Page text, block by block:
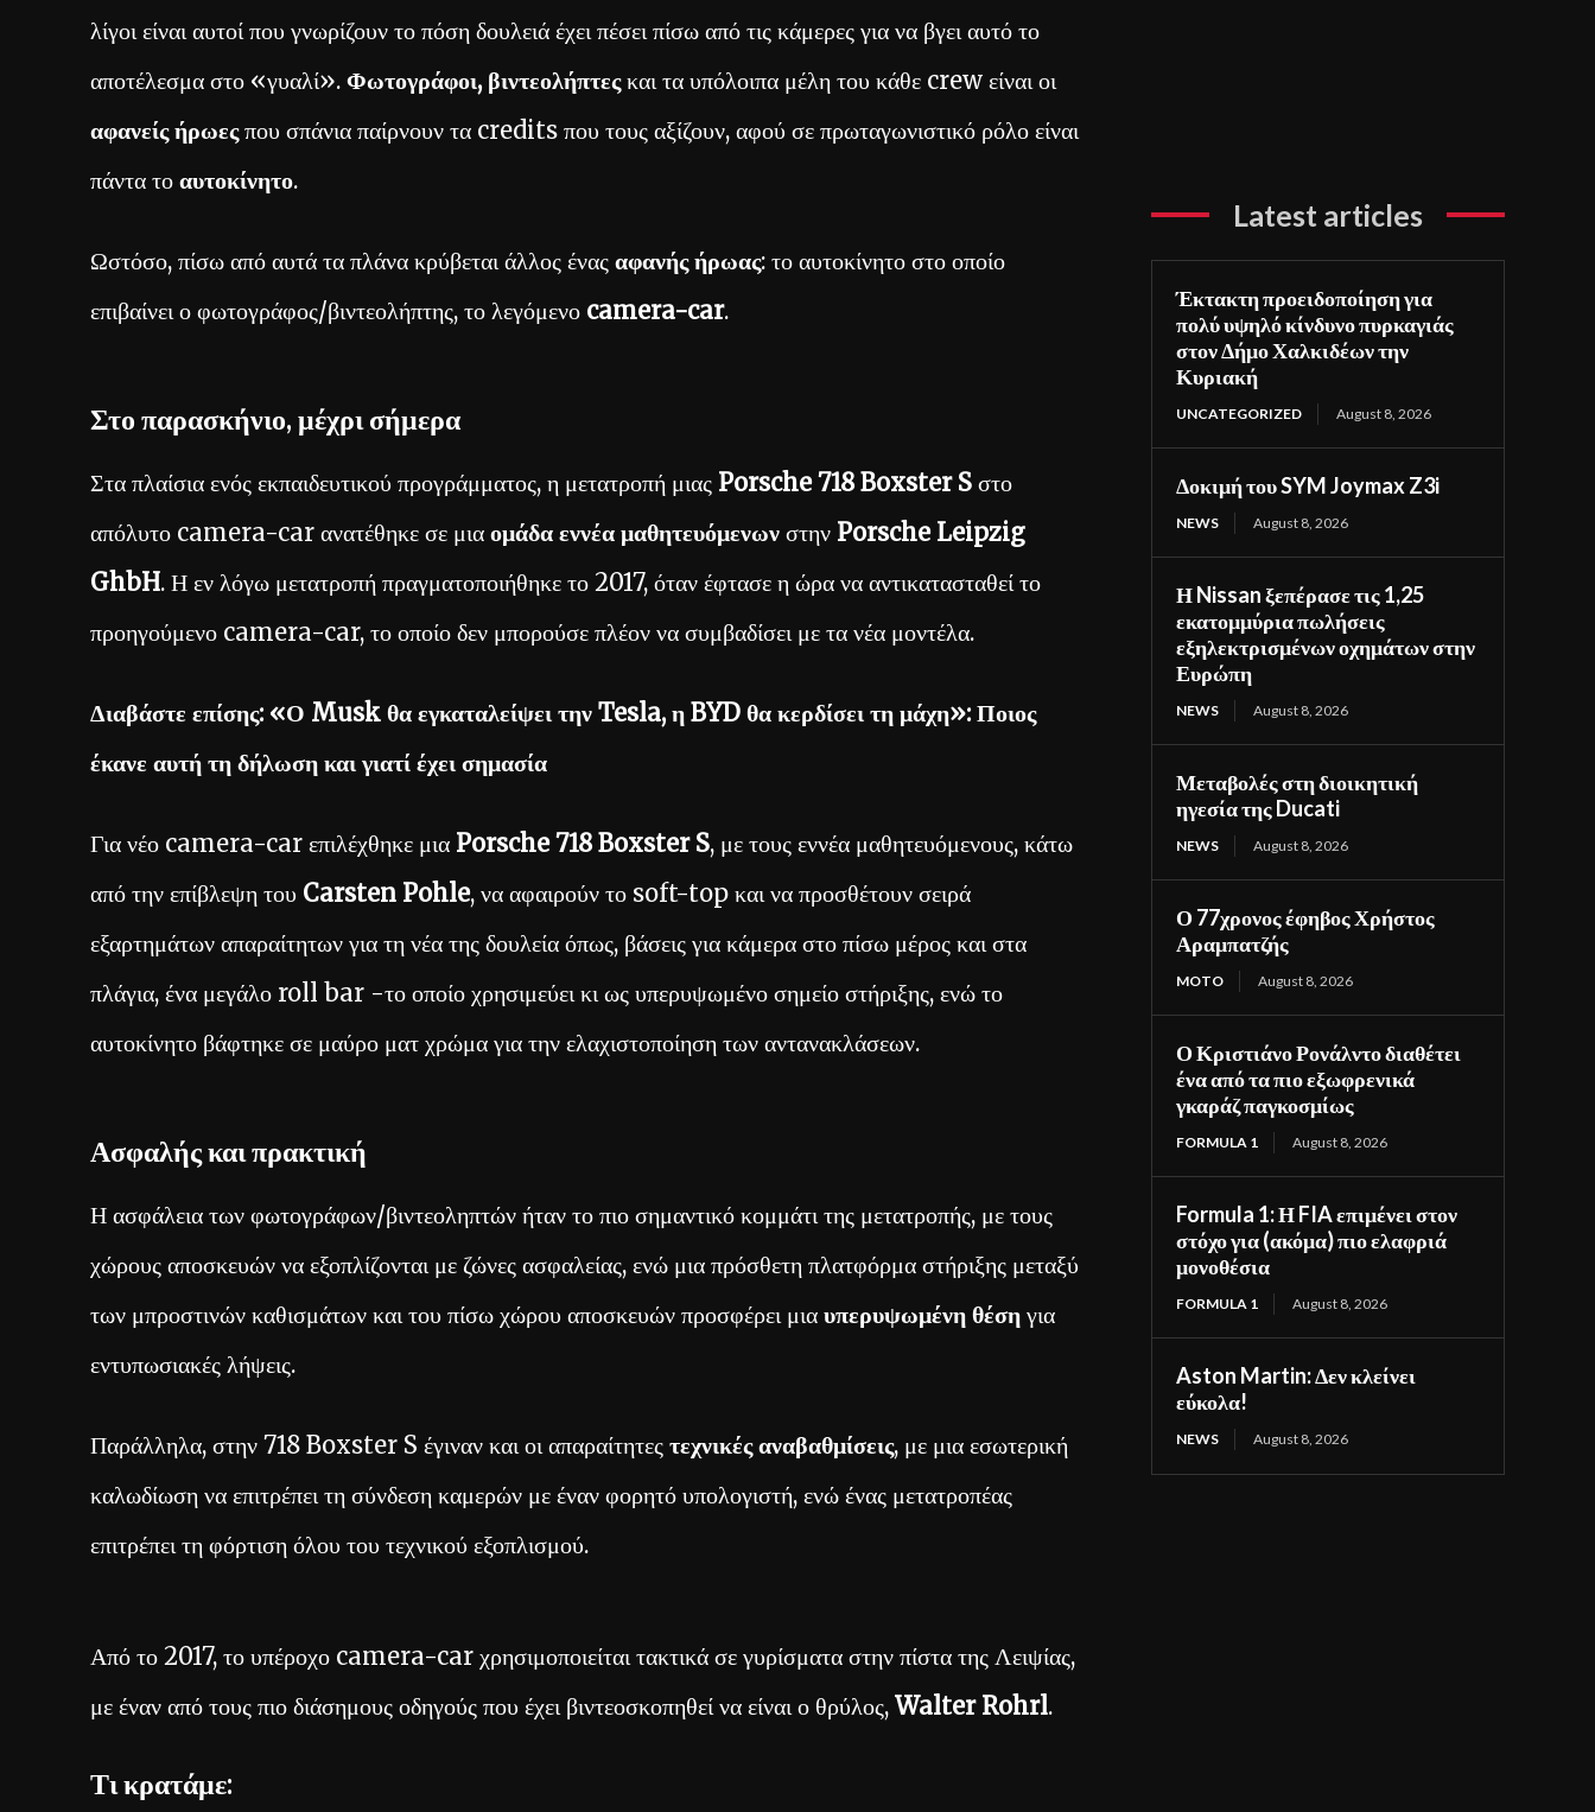
λίγοι είναι αυτοί που γνωρίζουν το πόση δουλειά έχει πέσει πίσω από τις κάμερες για να βγει αυτό το
αποτέλεσμα στο «γυαλί». Φωτογράφοι, βιντεολήπτεςκαι τα υπόλοιπα μέλη του κάθε crew είναι οι
αφανείς ήρωεςπου σπάνια παίρνουν τα credits που τους αξίζουν, αφού σε πρωταγωνιστικό ρόλο είναι
πάντα το αυτοκίνητο.
Ωστόσο, πίσω από αυτά τα πλάνα κρύβεται άλλος ένας αφανής ήρωας: το αυτοκίνητο στο οποίο
επιβαίνει ο φωτογράφος/βιντεολήπτης, το λεγόμενο camera-car.
Στο παρασκήνιο, μέχρι σήμερα
Στα πλαίσια ενός εκπαιδευτικού προγράμματος, η μετατροπή μιας Porsche 718 Boxster S στο
απόλυτο camera-car ανατέθηκε σε μια ομάδα εννέα μαθητευόμενων στην Porsche Leipzig
GhbH. Η εν λόγω μετατροπή πραγματοποιήθηκε το 2017, όταν έφτασε η ώρα να αντικατασταθεί το
προηγούμενο camera-car, το οποίο δεν μπορούσε πλέον να συμβαδίσει με τα νέα μοντέλα.
Διαβάστε επίσης: «Ο Musk θα εγκαταλείψει την Tesla, η BYD θα κερδίσει τη μάχη»: Ποιος
έκανε αυτή τη δήλωση και γιατί έχει σημασία
Για νέο camera-car επιλέχθηκε μια Porsche 718 Boxster S, με τους εννέα μαθητευόμενους, κάτω
από την επίβλεψη του Carsten Pohle, να αφαιρούν το soft-top και να προσθέτουν σειρά
εξαρτημάτων απαραίτητων για τη νέα της δουλεία όπως, βάσεις για κάμερα στο πίσω μέρος και στα
πλάγια, ένα μεγάλο roll bar -το οποίο χρησιμεύει κι ως υπερυψωμένο σημείο στήριξης, ενώ το
αυτοκίνητο βάφτηκε σε μαύρο ματ χρώμα για την ελαχιστοποίηση των αντανακλάσεων.
Ασφαλής και πρακτική
Η ασφάλεια των φωτογράφων/βιντεοληπτών ήταν το πιο σημαντικό κομμάτι της μετατροπής, με τους
χώρους αποσκευών να εξοπλίζονται με ζώνες ασφαλείας, ενώ μια πρόσθετη πλατφόρμα στήριξης μεταξύ
των μπροστινών καθισμάτων και του πίσω χώρου αποσκευών προσφέρει μια υπερυψωμένη θέση για
εντυπωσιακές λήψεις.
Παράλληλα, στην 718 Boxster S έγιναν και οι απαραίτητες τεχνικές αναβαθμίσεις, με μια εσωτερική
καλωδίωση να επιτρέπει τη σύνδεση καμερών με έναν φορητό υπολογιστή, ενώ ένας μετατροπέας
επιτρέπει τη φόρτιση όλου του τεχνικού εξοπλισμού.
Από το 2017, το υπέροχο camera-car χρησιμοποιείται τακτικά σε γυρίσματα στην πίστα της Λειψίας,
με έναν από τους πιο διάσημους οδηγούς που έχει βιντεοσκοπηθεί να είναι ο θρύλος, Walter Rohrl.
Τι κρατάμε:
Latest articles
Έκτακτη προειδοποίηση για
πολύ υψηλό κίνδυνο πυρκαγιάς
στον Δήμο Χαλκιδέων την
Κυριακή
UNCATEGORIZED August 8, 2026
Δοκιμή του SYM Joymax Z3i
NEWS August 8, 2026
Η Nissan ξεπέρασε τις 1,25
εκατομμύρια πωλήσεις
εξηλεκτρισμένων οχημάτων στην
Ευρώπη
NEWS August 8, 2026
Μεταβολές στη διοικητική
ηγεσία της Ducati
NEWS August 8, 2026
Ο 77χρονος έφηβος Χρήστος
Αραμπατζής
MOTO August 8, 2026
Ο Κριστιάνο Ρονάλντο διαθέτει
ένα από τα πιο εξωφρενικά
γκαράζ παγκοσμίως
FORMULA 1 August 8, 2026
Formula 1: Η FIA επιμένει στον
στόχο για (ακόμα) πιο ελαφριά
μονοθέσια
FORMULA 1 August 8, 2026
Aston Martin: Δεν κλείνει
εύκολα!
NEWS August 8, 2026